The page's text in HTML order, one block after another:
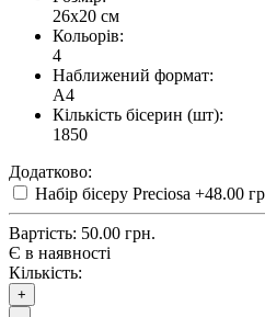
26x20 см
Кольорів:
4
Наближений формат:
A4
Кількість бісерин (шт):
1850
Додатково:
Набір бісеру Preciosa +48.00
Вартість: 50.00 грн.
Є в наявності
Кількість:
+